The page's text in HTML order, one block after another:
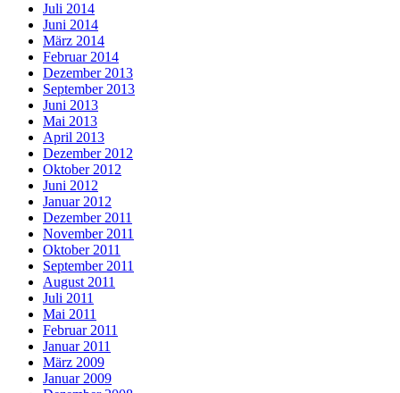
Juli 2014
Juni 2014
März 2014
Februar 2014
Dezember 2013
September 2013
Juni 2013
Mai 2013
April 2013
Dezember 2012
Oktober 2012
Juni 2012
Januar 2012
Dezember 2011
November 2011
Oktober 2011
September 2011
August 2011
Juli 2011
Mai 2011
Februar 2011
Januar 2011
März 2009
Januar 2009